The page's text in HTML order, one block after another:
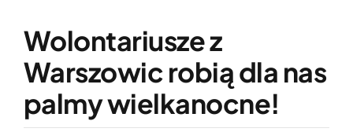
Wypożyczalnia sprzętu medycznego
Aktualności
Wolontariusze z
Warszowic robią dla nas
palmy wielkanocne!